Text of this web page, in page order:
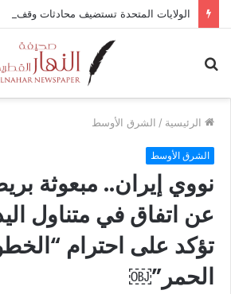
الرئيسية / الشرق الأوسط
الشرق الأوسط
نووي إيران.. مبعوثة
عن اتفاق في متناول
تؤكد على احترام
الحمر”￼